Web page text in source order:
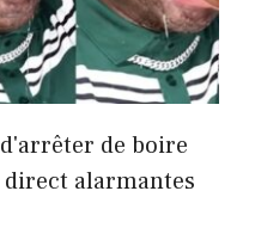
de boire
alarmantes